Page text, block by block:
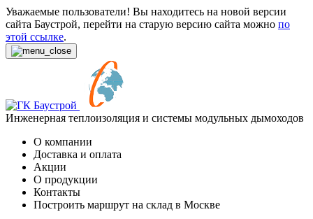
Уважаемые пользователи! Вы находитесь на новой версии
сайта Баустрой, перейти на старую версию сайта можно по
этой ссылке.
Инженерная теплоизоляция и системы модульных дымоходов
О компании
Доставка и оплата
Акции
О продукции
Контакты
Построить маршрут на склад в Москве